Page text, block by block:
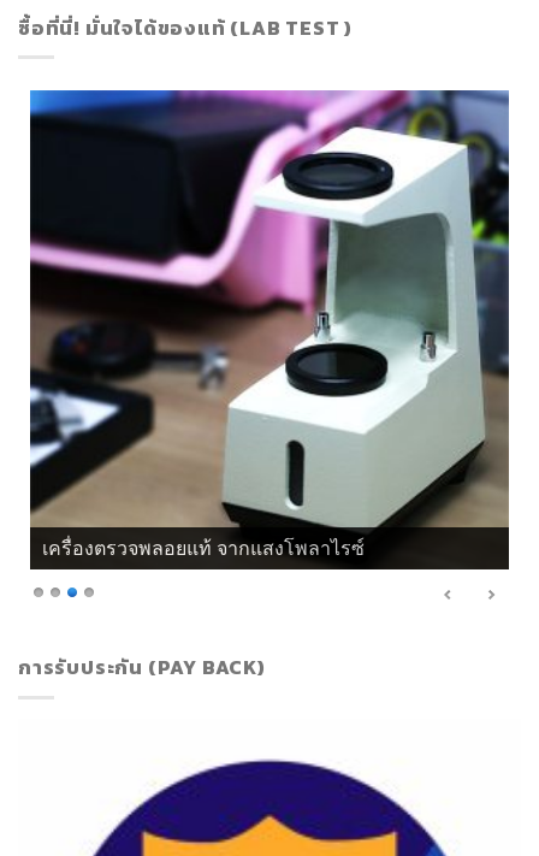
ซื้อที่นี่! มั่นใจได้ของแท้ (LAB TEST )
เครื่องตรวจพลอยแท้ จากแสงโพลาไรซ์
การรับประกัน (PAY BACK)